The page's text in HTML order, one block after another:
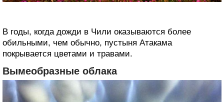
В годы, когда дожди в Чили оказываются более
обильными, чем обычно, ‎пустыня Атакама
покрывается цветами и травами.
Вымеобразные облака